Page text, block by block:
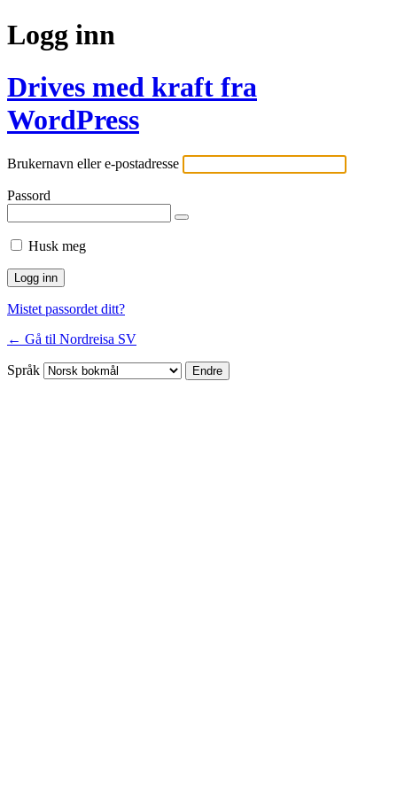
Logg inn
Drives med kraft fra
WordPress
Brukernavn eller e-postadresse
Passord
Husk meg
Mistet passordet ditt?
← Gå til Nordreisa SV
Språk